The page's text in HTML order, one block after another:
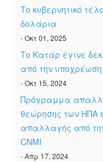
ESTA άρθρα
Το κυβερνητικό
δολάρια
- Οκτ 01, 2025
Το Κατάρ έγινε
από την
- Οκτ 15, 2024
Πρόγραμμα
θεώρησης των ΗΠΑ
απαλλαγής από
CNMI
- Απρ 17, 2024